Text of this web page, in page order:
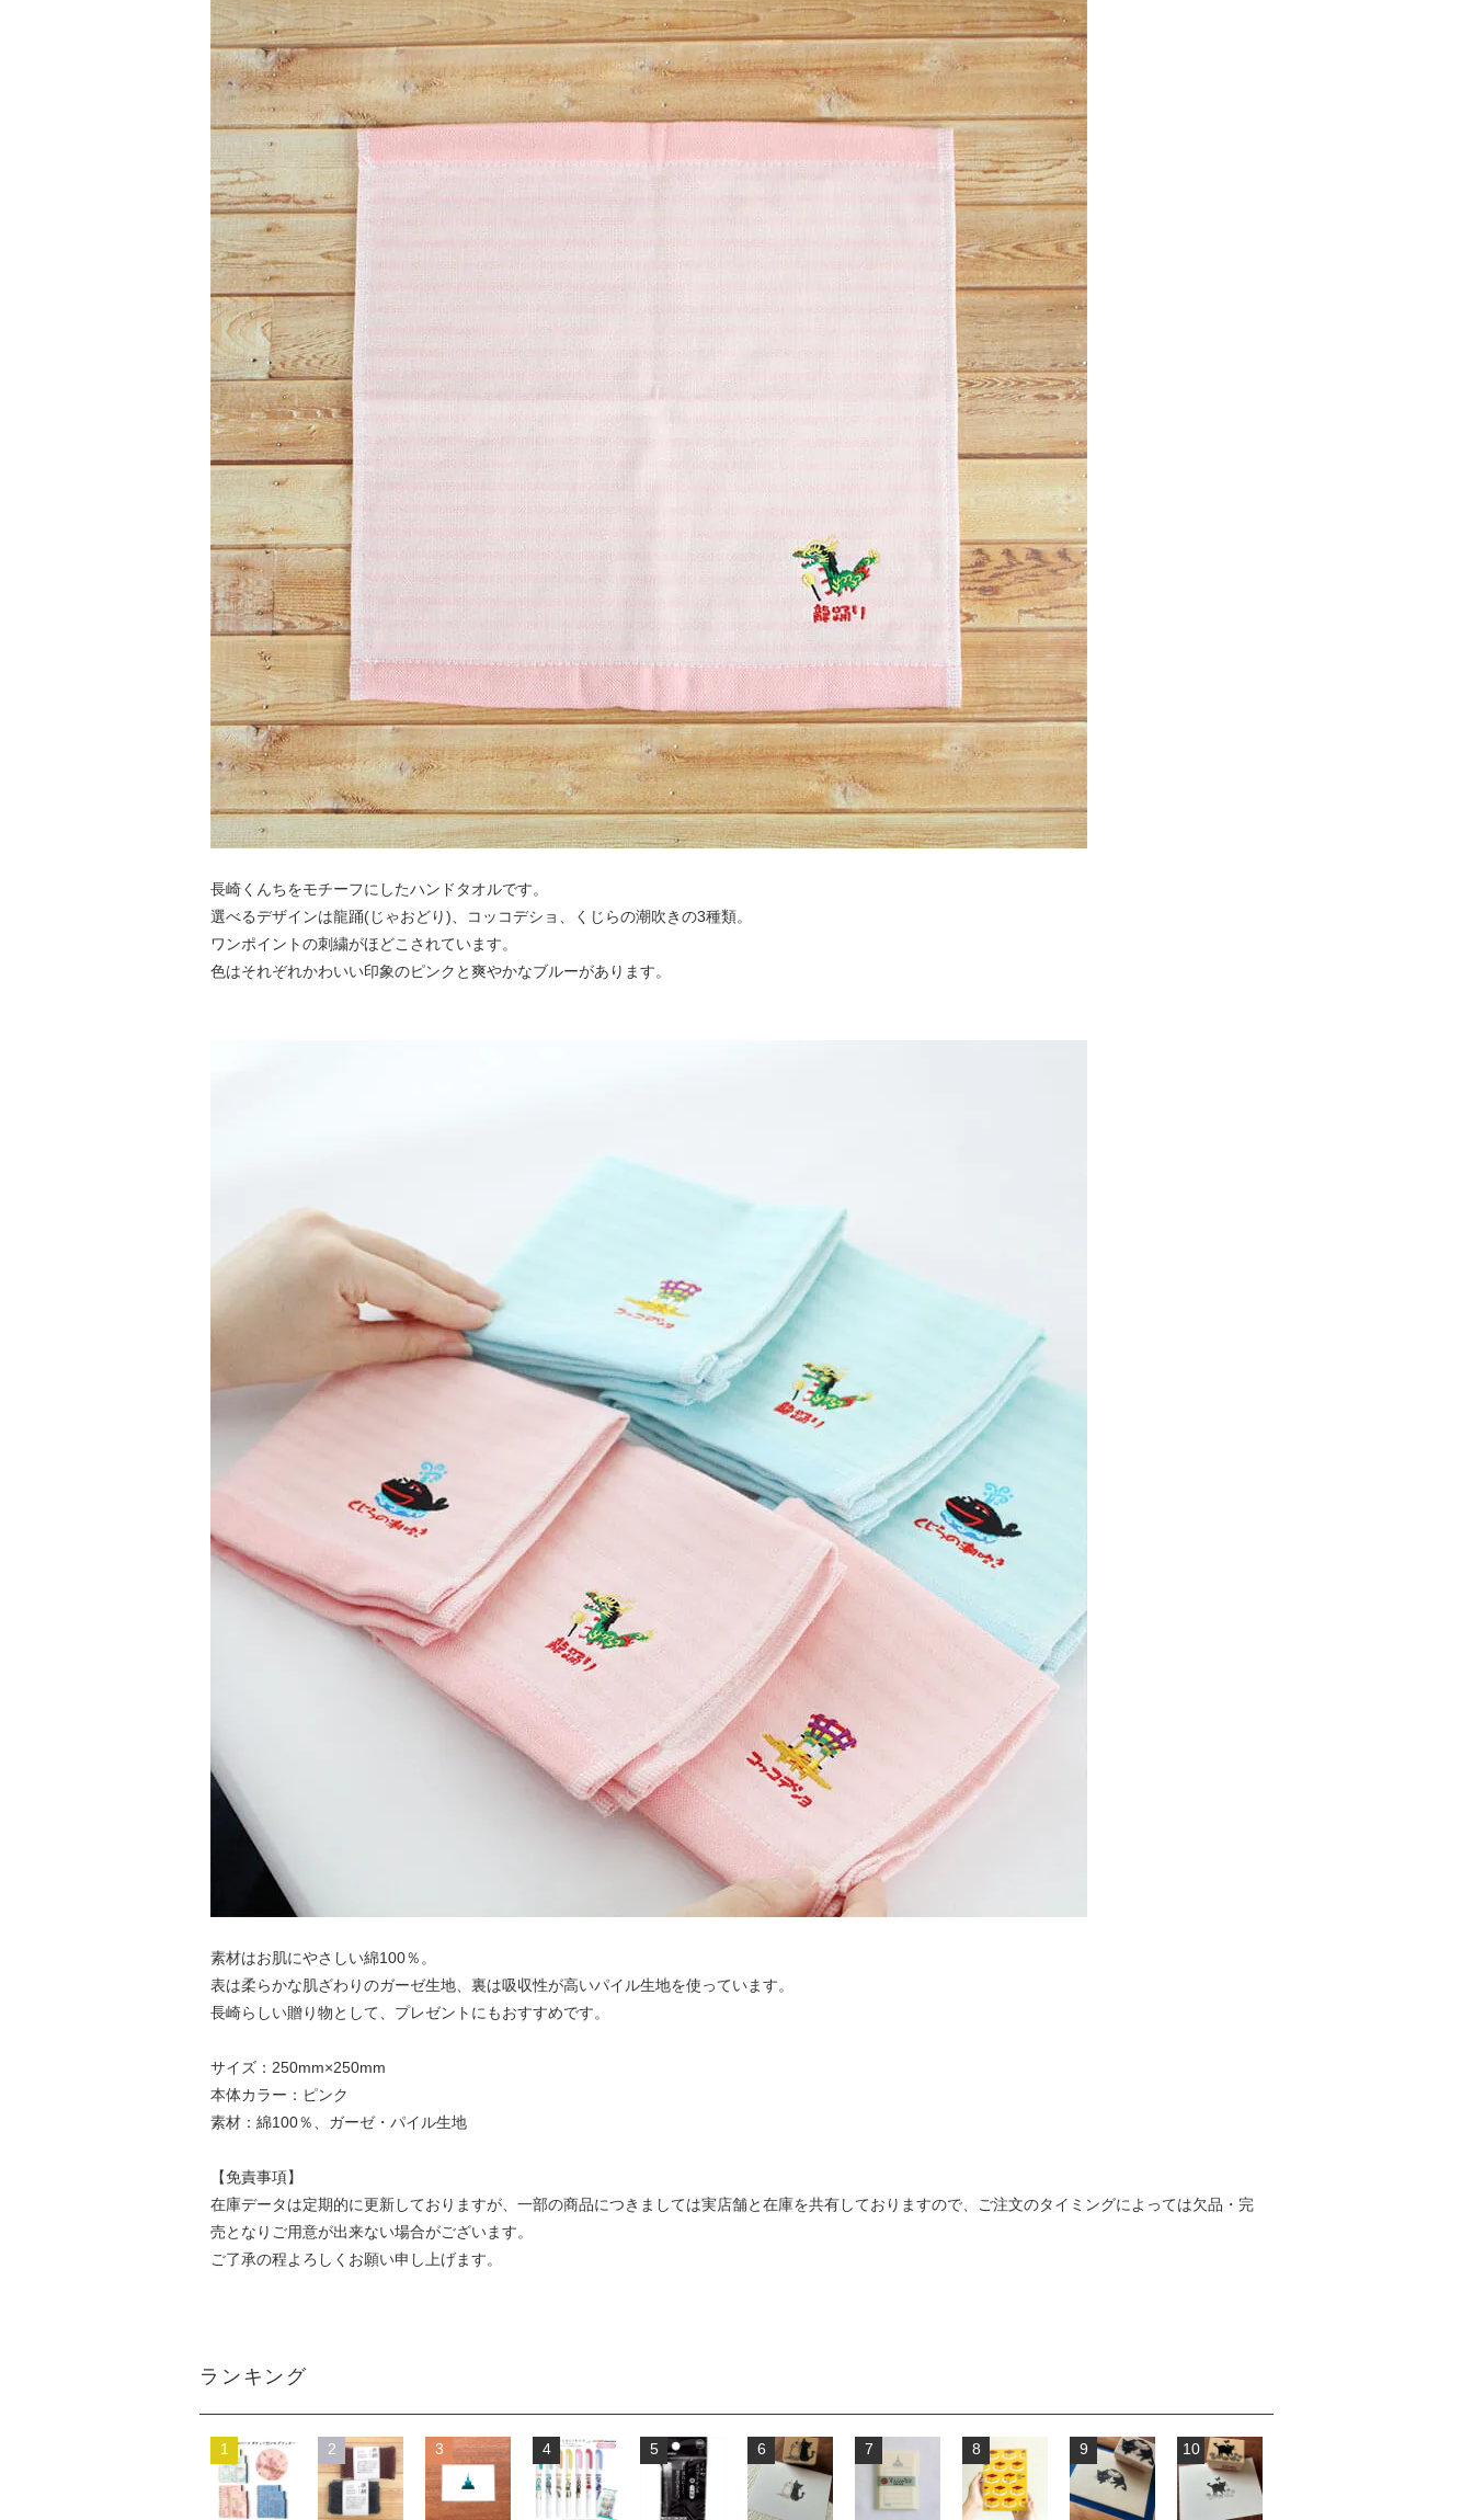
長崎くんちをモチーフにしたハンドタオルです。
選べるデザインは龍踊(じゃおどり)、コッコデショ、くじらの潮吹きの3種類。
ワンポイントの刺繍がほどこされています。
色はそれぞれかわいい印象のピンクと爽やかなブルーがあります。
素材はお肌にやさしい綿100％。
表は柔らかな肌ざわりのガーゼ生地、裏は吸収性が高いパイル生地を使っています。
長崎らしい贈り物として、プレゼントにもおすすめです。
サイズ：250mm×250mm
本体カラー：ピンク
素材：綿100％、ガーゼ・パイル生地
【免責事項】
在庫データは定期的に更新しておりますが、一部の商品につきましては実店舗と在庫を共有しておりますので、ご注文のタイミングによっては欠品・完
売となりご用意が出来ない場合がございます。
ご了承の程よろしくお願い申し上げます。
ランキング
1 2 3 4 5 6 7 8 9 10